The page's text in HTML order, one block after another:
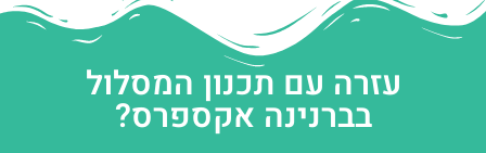
עזרה עם תכנון המסלול
בברנינה אקספרס?